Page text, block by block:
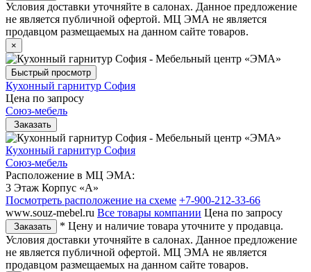
Условия доставки уточняйте в салонах. Данное предложение
не является публичной офертой. МЦ ЭМА не является
продавцом размещаемых на данном сайте товаров.
×
Быстрый просмотр
Кухонный гарнитур София
Цена по запросу
Союз-мебель
Заказать
Кухонный гарнитур София
Союз-мебель
Расположение в МЦ ЭМА:
3 Этаж Корпус «А»
Посмотреть расположение на схеме +7-900-212-33-66
www.souz-mebel.ru Все товары компании Цена по запросу
Заказать
* Цену и наличие товара уточните у продавца.
Условия доставки уточняйте в салонах. Данное предложение
не является публичной офертой. МЦ ЭМА не является
продавцом размещаемых на данном сайте товаров.